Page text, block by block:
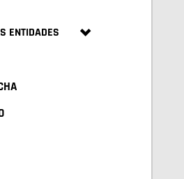
ENTIDADES